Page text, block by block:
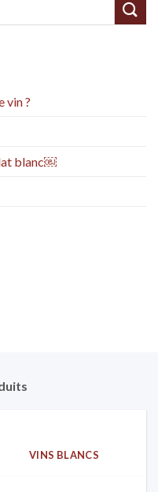
vin ?
blanc￼
VINS BLANCS